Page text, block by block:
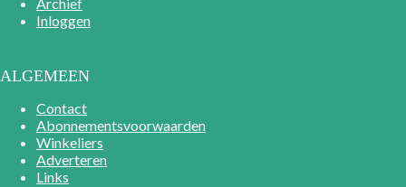
Archief
Inloggen
ALGEMEEN
Contact
Abonnementsvoorwaarden
Winkeliers
Adverteren
Links